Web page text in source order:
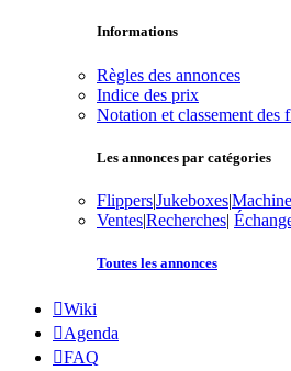
Informations
Règles des annonces
Indice des prix
Notation et classement des
Les annonces par catégories
Flippers|Jukeboxes|
Ventes|Recherches|
Toutes les annonces
Wiki
Agenda
FAQ